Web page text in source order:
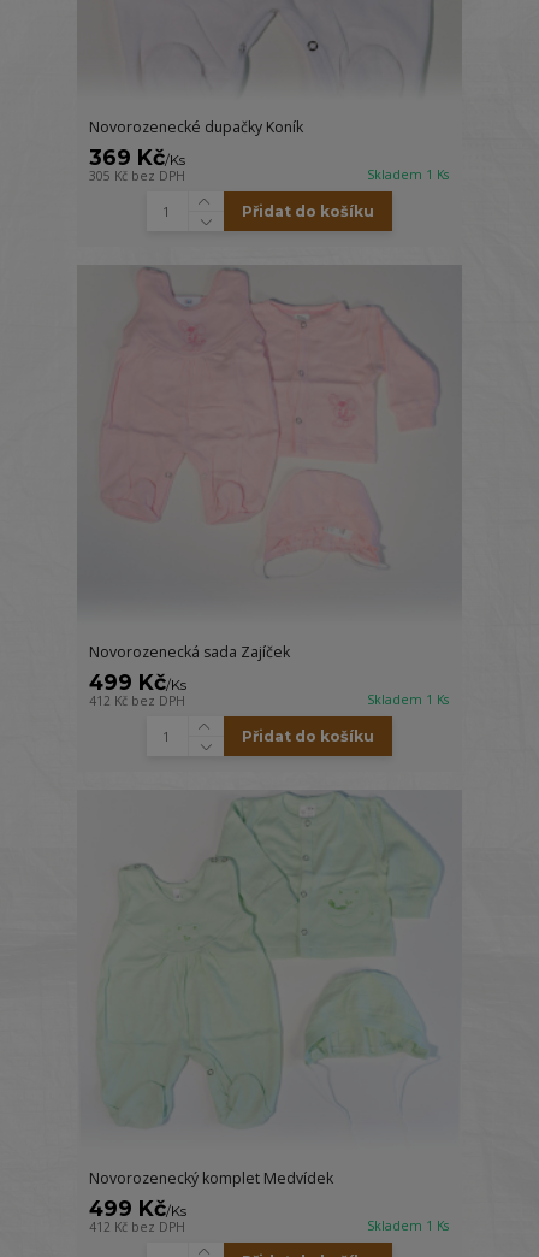
Novorozenecké dupačky Koník
369 Kč/Ks
305 Kč bez DPH Skladem 1 Ks
Přidat do košíku
Novorozenecká sada Zajíček
499 Kč/Ks
412 Kč bez DPH Skladem 1 Ks
Přidat do košíku
Novorozenecký komplet Medvídek
499 Kč/Ks
412 Kč bez DPH Skladem 1 Ks